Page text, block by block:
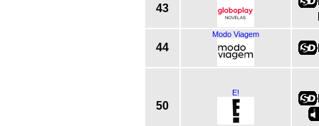
43
44
Modo Viagem
50
E!